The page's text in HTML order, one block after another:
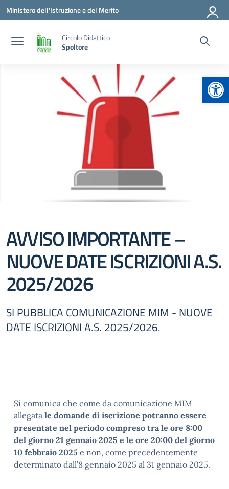
Vai ai contenuti
Vai al menu di navigazione
Vai al footer
Ministero dell'Istruzione e del Merito
Circolo Didattico
Spoltore
AVVISO IMPORTANTE –
NUOVE DATE ISCRIZIONI A.S.
2025/2026
SI PUBBLICA COMUNICAZIONE MIM - NUOVE
DATE ISCRIZIONI A.S. 2025/2026.
Si comunica che come da comunicazione MIM
allegata le domande di iscrizione potranno essere
presentate nel periodo compreso tra le ore 8:00
del giorno 21 gennaio 2025 e le ore 20:00 del giorno
10 febbraio 2025 e non, come precedentemente
determinato dall’8 gennaio 2025 al 31 gennaio 2025.